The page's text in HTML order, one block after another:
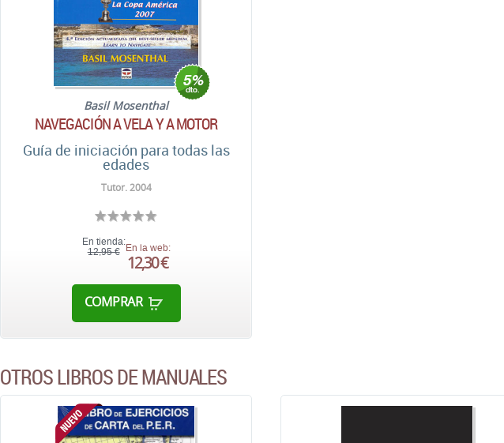
Basil Mosenthal
NAVEGACIÓN A VELA Y A MOTOR
Guía de iniciación para todas las
edades
Tutor. 2004
En tienda:
12,95 € En la web:
12,30 €
COMPRAR
OTROS LIBROS DE MANUALES